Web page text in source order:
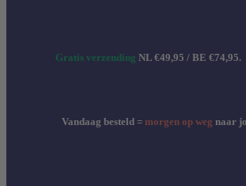
Gratis verzending NL €49,95 / BE €74,95.
Vandaag besteld = morgen op weg naar